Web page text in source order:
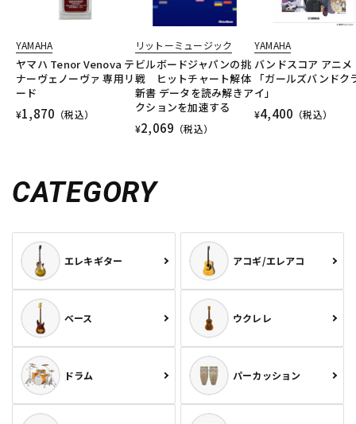
YAMAHA
ヤマハ Tenor Venova テ
ナーヴェノーヴァ 専用リ
ード
¥1,870 （税込）
リットーミュージック
ビルボードジャパンの挑
戦 ヒットチャート解体
新書 データを読み解きア
クションを加速する
¥2,069 （税込）
YAMAHA
バンドスコア アニメ
「ガールズバンドク
イ」
¥4,400 （税込）
CATEGORY
エレキギター アコギ/エレアコ
ベース ウクレレ
ドラム パーカッション